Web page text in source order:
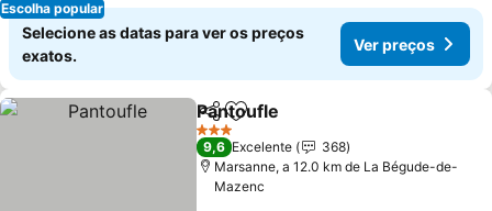
Escolha popular
Selecione as datas para ver os preços
exatos.
Ver preços
PartilharAdicionar aos favoritos
Pantoufle
3 Estrelas
9,6 Excelente
368
Marsanne, a 12.0 km de La Bégude-de-
Mazenc